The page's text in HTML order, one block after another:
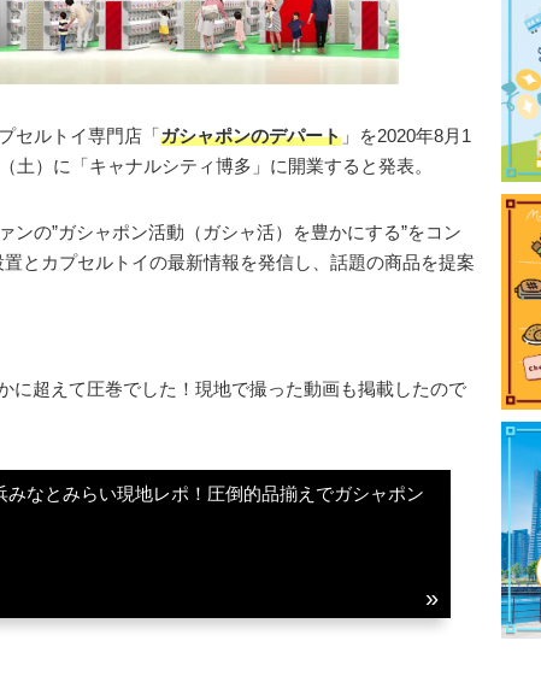
セルトイ専門店「ガシャポンのデパート 」を2020年8月1
土）に「キャナルシティ博多」に開業すると発表。
の”ガシャポン活動（ガシャ活）を豊かにする”をコン
とカプセルトイの最新情報を発信し、話題の商品を提案
に超えて圧巻でした！現地で撮った動画も掲載したので
みなとみらい現地レポ！圧倒的品揃えでガシャポン